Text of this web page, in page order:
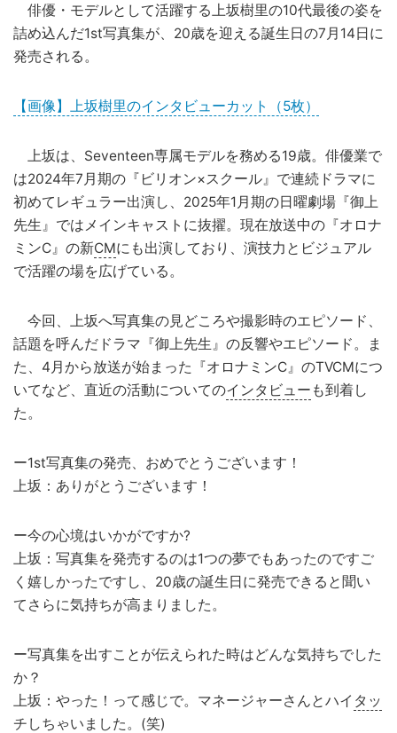
俳優・モデルとして活躍する上坂樹里の10代最後の姿を
詰め込んだ1st写真集が、20歳を迎える誕生日の7月14日に
発売される。
【画像】上坂樹里のインタビューカット（5枚）
上坂は、Seventeen専属モデルを務める19歳。俳優業で
は2024年7月期の『ビリオン×スクール』で連続ドラマに
初めてレギュラー出演し、2025年1月期の日曜劇場『御上
先生』ではメインキャストに抜擢。現在放送中の『オロナ
ミンC』の新CMにも出演しており、演技力とビジュアル
で活躍の場を広げている。
今回、上坂へ写真集の見どころや撮影時のエピソード、
話題を呼んだドラマ『御上先生』の反響やエピソード。ま
た、4月から放送が始まった『オロナミンC』のTVCMにつ
いてなど、直近の活動についてのインタビュー も到着し
た。
ー1st写真集の発売、おめでとうございます！
上坂：ありがとうございます！
ー今の心境はいかがですか?
上坂：写真集を発売するのは1つの夢でもあったのですご
く嬉しかったですし、20歳の誕生日に発売できると聞い
てさらに気持ちが高まりました。
ー写真集を出すことが伝えられた時はどんな気持ちでした
か？
上坂：やった！って感じで。マネージャーさんとハイ タッ
チ しちゃいました。(笑)